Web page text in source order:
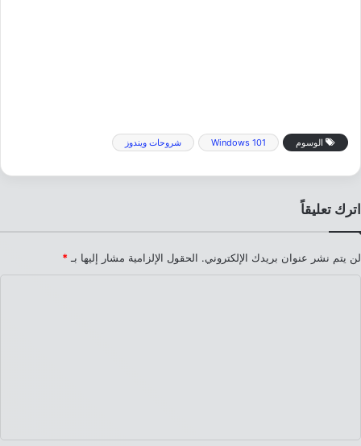
الوسوم Windows 101 شروحات ويندوز
اترك تعليقاً
لن يتم نشر عنوان بريدك الإلكتروني. الحقول الإلزامية مشار إليها بـ *